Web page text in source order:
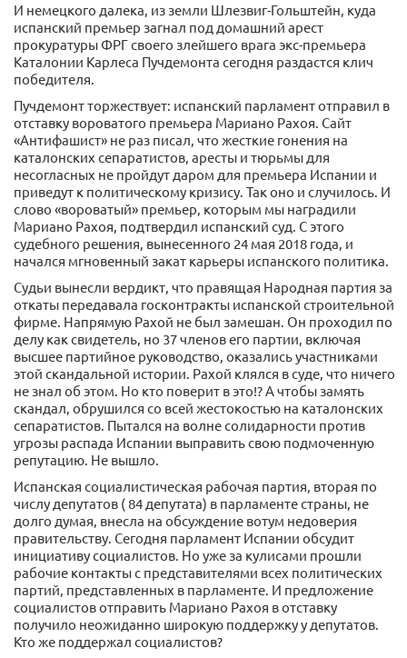
И немецкого далека, из земли Шлезвиг-Гольштейн, куда
испанский премьер загнал под домашний арест
прокуратуры ФРГ своего злейшего врага экс-премьера
Каталонии Карлеса Пучдемонта сегодня раздастся клич
победителя.
Пучдемонт торжествует: испанский парламент отправил в
отставку вороватого премьера Мариано Рахоя. Сайт
«Антифашист» не раз писал, что жесткие гонения на
каталонских сепаратистов, аресты и тюрьмы для
несогласных не пройдут даром для премьера Испании и
приведут к политическому кризису. Так оно и случилось. И
слово «вороватый» премьер, которым мы наградили
Мариано Рахоя, подтвердил испанский суд. С этого
судебного решения, вынесенного 24 мая 2018 года, и
начался мгновенный закат карьеры испанского политика.
Судьи вынесли вердикт, что правящая Народная партия за
откаты передавала госконтракты испанской строительной
фирме. Напрямую Рахой не был замешан. Он проходил по
делу как свидетель, но 37 членов его партии, включая
высшее партийное руководство, оказались участниками
этой скандальной истории. Рахой клялся в суде, что ничего
не знал об этом. Но кто поверит в это!? А чтобы замять
скандал, обрушился со всей жестокостью на каталонских
сепаратистов. Пытался на волне солидарности против
угрозы распада Испании выправить свою подмоченную
репутацию. Не вышло.
Испанская социалистическая рабочая партия, вторая по
числу депутатов ( 84 депутата) в парламенте страны, не
долго думая, внесла на обсуждение вотум недоверия
правительству. Сегодня парламент Испании обсудит
инициативу социалистов. Но уже за кулисами прошли
рабочие контакты с представителями всех политических
партий, представленных в парламенте. И предложение
социалистов отправить Мариано Рахоя в отставку
получило неожиданно широкую поддержку у депутатов.
Кто же поддержал социалистов?